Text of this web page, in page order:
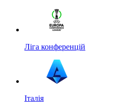
Ліга конференцій
Італія